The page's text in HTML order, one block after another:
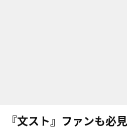
『文スト』ファンも必